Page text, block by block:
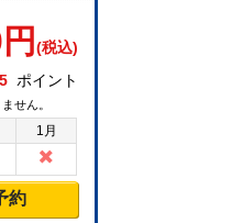
円 (税込)
ポイント
せん。
1月
約